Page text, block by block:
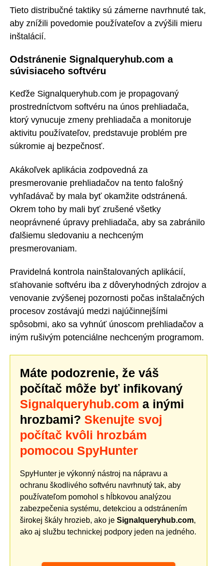
Tieto distribučné taktiky sú zámerne navrhnuté tak,
aby znížili povedomie používateľov a zvýšili mieru
inštalácií.
Odstránenie Signalqueryhub.com a
súvisiaceho softvéru
Keďže Signalqueryhub.com je propagovaný
prostredníctvom softvéru na únos prehliadača,
ktorý vynucuje zmeny prehliadača a monitoruje
aktivitu používateľov, predstavuje problém pre
súkromie aj bezpečnosť.
Akákoľvek aplikácia zodpovedná za
presmerovanie prehliadačov na tento falošný
vyhľadávač by mala byť okamžite odstránená.
Okrem toho by mali byť zrušené všetky
neoprávnené úpravy prehliadača, aby sa zabránilo
ďalšiemu sledovaniu a nechceným
presmerovaniam.
Pravidelná kontrola nainštalovaných aplikácií,
sťahovanie softvéru iba z dôveryhodných zdrojov a
venovanie zvýšenej pozornosti počas inštalačných
procesov zostávajú medzi najúčinnejšími
spôsobmi, ako sa vyhnúť únoscom prehliadačov a
iným rušivým potenciálne nechceným programom.
Máte podozrenie, že váš
počítač môže byť infikovaný
Signalqueryhub.com a inými
hrozbami? Skenujte svoj
počítač kvôli hrozbám
pomocou SpyHunter
SpyHunter je výkonný nástroj na nápravu a
ochranu škodlivého softvéru navrhnutý tak, aby
používateľom pomohol s hĺbkovou analýzou
zabezpečenia systému, detekciou a odstránením
širokej škály hrozieb, ako je Signalqueryhub.com,
ako aj službu technickej podpory jeden na jedného.